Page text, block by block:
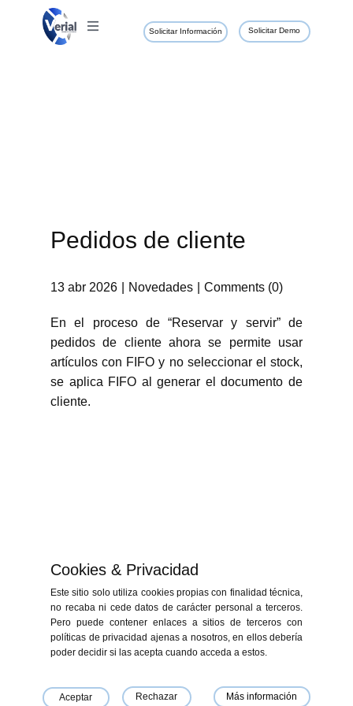
Solicitar Demo
Solicitar Información
Pedidos de cliente
13 abr 2026 Novedades Comments (0)
En el proceso de “Reservar y servir” de
pedidos de cliente ahora se permite usar
artículos con FIFO y no seleccionar el stock,
se aplica FIFO al generar el documento de
cliente.
«Financiado por la Unión Europea - NextGenerationEU. Sin embargo, los
puntos de vista y las opiniones expresadas son únicamente los del autor
ser consideradas responsables de las mismas»
Cookies & Privacidad
Este sitio solo utiliza cookies propias con finalidad técnica,
no recaba ni cede datos de carácter personal a terceros.
Pero puede contener enlaces a sitios de terceros con
políticas de privacidad ajenas a nosotros, en ellos debería
poder decidir si las acepta cuando acceda a estos.
Aceptar Rechazar Más información